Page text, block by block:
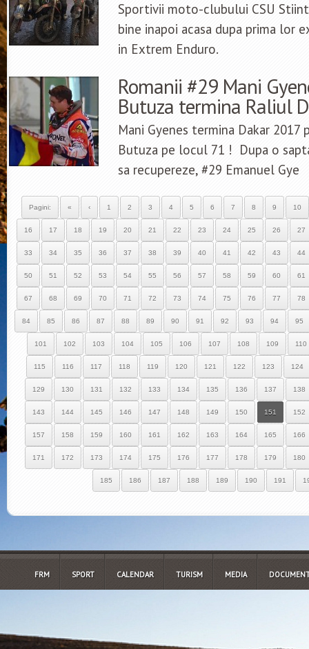
Sportivii moto-clubului CSU
bine inapoi acasa dupa prima lor
in Extrem Enduro.
Romanii #29 Mani
Butuza termina Raliul
Mani Gyenes termina Dakar 2017
Butuza pe locul 71 ! Dupa o
sa recupereze, #29 Emanuel Gye
Pagini: « ‹ 1 2 3 4 5 6 7 8 9 10
16 17 18 19 20 21 22 23 24 25 26 27
33 34 35 36 37 38 39 40 41 42 43 44
50 51 52 53 54 55 56 57 58 59 60 61
67 68 69 70 71 72 73 74 75 76 77 78
84 85 86 87 88 89 90 91 92 93 94 95
101 102 103 104 105 106 107 108 109 110
115 116 117 118 119 120 121 122 123 124
129 130 131 132 133 134 135 136 137 138
143 144 145 146 147 148 149 150 151 152
157 158 159 160 161 162 163 164 165 166
171 172 173 174 175 176 177 178 179 180
185 186 187 188 189 190 191
FRM SPORT CALENDAR TURISM MEDIA